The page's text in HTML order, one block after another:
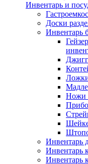
Инвентарь и
Доски
Инвентарь
Ножи
Инвентарь
Инвентарь
Инвентарь